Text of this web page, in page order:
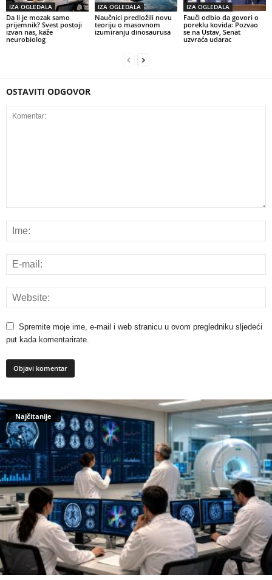
IZA OGLEDALA
Da li je mozak samo
prijemnik? Svest postoji
izvan nas, kaže
neurobiolog
IZA OGLEDALA
Naučnici predložili novu
teoriju o masovnom
izumiranju dinosaurusa
IZA OGLEDALA
Fauči odbio da govori o
poreklu kovida: Pozvao
se na Ustav, Senat
uzvraća udarac
OSTAVITI ODGOVOR
Spremite moje ime, e-mail i web stranicu u ovom pregledniku sljedeći
put kada komentarirate.
Najčitanije